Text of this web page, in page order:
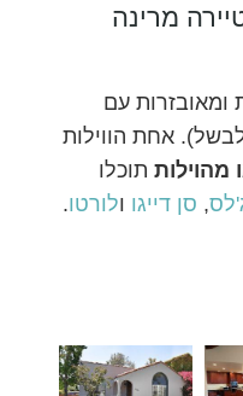
מרינה
ומאובזרות עם
אחת הווילות
מהוילות תוכלו
, סן דייגו ולורטו.